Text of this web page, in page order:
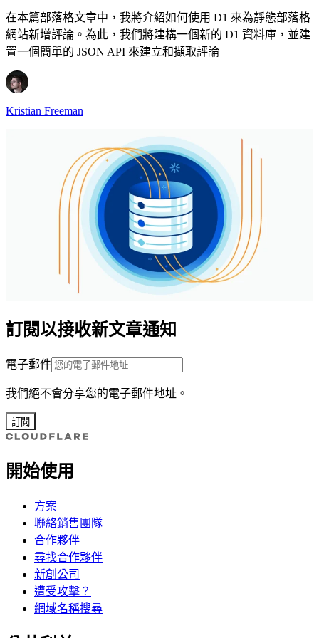
在本篇部落格文章中，我將介紹如何使用 D1 來為靜態部落格
網站新增評論。為此，我們將建構一個新的 D1 資料庫，並建
置一個簡單的 JSON API 來建立和擷取評論
Kristian Freeman
訂閱以接收新文章通知
電子郵件
我們絕不會分享您的電子郵件地址。
訂閱
開始使用
方案
聯絡銷售團隊
合作夥伴
尋找合作夥伴
新創公司
遭受攻擊？
網域名稱搜尋